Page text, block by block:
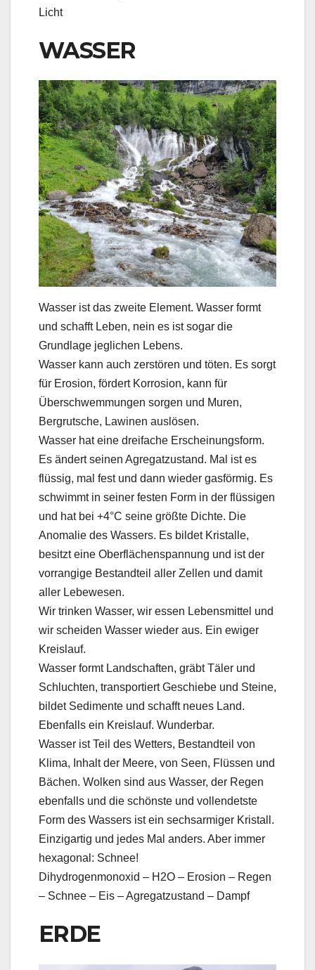
Licht
WASSER
Wasser ist das zweite Element. Wasser formt
und schafft Leben, nein es ist sogar die
Grundlage jeglichen Lebens.
Wasser kann auch zerstören und töten. Es sorgt
für Erosion, fördert Korrosion, kann für
Überschwemmungen sorgen und Muren,
Bergrutsche, Lawinen auslösen.
Wasser hat eine dreifache Erscheinungsform.
Es ändert seinen Agregatzustand. Mal ist es
flüssig, mal fest und dann wieder gasförmig. Es
schwimmt in seiner festen Form in der flüssigen
und hat bei +4°C seine größte Dichte. Die
Anomalie des Wassers. Es bildet Kristalle,
besitzt eine Oberflächenspannung und ist der
vorrangige Bestandteil aller Zellen und damit
aller Lebewesen.
Wir trinken Wasser, wir essen Lebensmittel und
wir scheiden Wasser wieder aus. Ein ewiger
Kreislauf.
Wasser formt Landschaften, gräbt Täler und
Schluchten, transportiert Geschiebe und Steine,
bildet Sedimente und schafft neues Land.
Ebenfalls ein Kreislauf. Wunderbar.
Wasser ist Teil des Wetters, Bestandteil von
Klima, Inhalt der Meere, von Seen, Flüssen und
Bächen. Wolken sind aus Wasser, der Regen
ebenfalls und die schönste und vollendetste
Form des Wassers ist ein sechsarmiger Kristall.
Einzigartig und jedes Mal anders. Aber immer
hexagonal: Schnee!
Dihydrogenmonoxid – H2O – Erosion – Regen
– Schnee – Eis – Agregatzustand – Dampf
ERDE